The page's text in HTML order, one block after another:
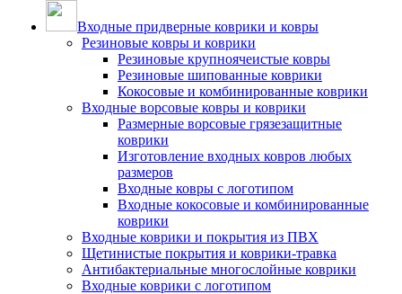
Входные придверные коврики и ковры
Резиновые ковры и коврики
Резиновые крупноячеистые ковры
Резиновые шипованные коврики
Кокосовые и комбинированные коврики
Входные ворсовые ковры и коврики
Размерные ворсовые грязезащитные
коврики
Изготовление входных ковров любых
размеров
Входные ковры с логотипом
Входные кокосовые и комбинированные
коврики
Входные коврики и покрытия из ПВХ
Щетинистые покрытия и коврики-травка
Антибактериальные многослойные коврики
Входные коврики с логотипом